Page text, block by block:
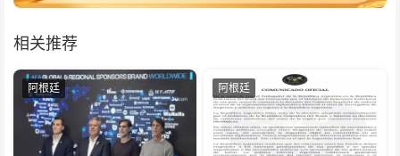
相关推荐
阿根廷 阿根廷